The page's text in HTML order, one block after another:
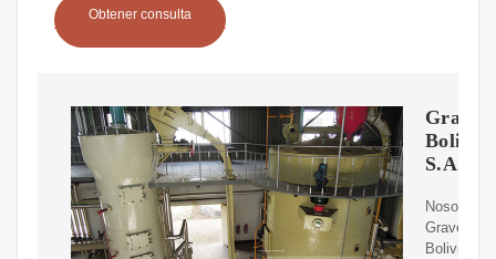
Obtener consulta
Bolivia
S.A.
Nosotros.
Gravetal
Bolivia